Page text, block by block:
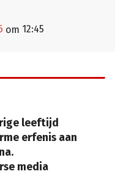
om 12:45
leeftijd
erfenis aan
media